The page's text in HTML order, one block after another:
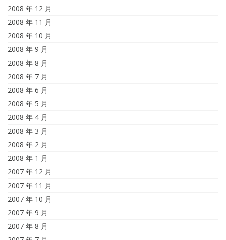
2008 年 12 月
2008 年 11 月
2008 年 10 月
2008 年 9 月
2008 年 8 月
2008 年 7 月
2008 年 6 月
2008 年 5 月
2008 年 4 月
2008 年 3 月
2008 年 2 月
2008 年 1 月
2007 年 12 月
2007 年 11 月
2007 年 10 月
2007 年 9 月
2007 年 8 月